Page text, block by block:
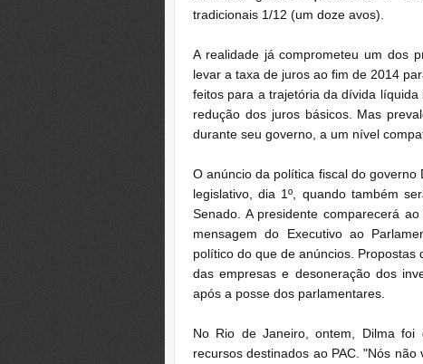
tradicionais 1/12 (um doze avos).
A realidade já comprometeu um dos
levar a taxa de juros ao fim de 2014
feitos para a trajetória da dívida
redução dos juros básicos. Mas
durante seu governo, a um nível
O anúncio da política fiscal do
legislativo, dia 1º, quando também
Senado. A presidente comparecerá
mensagem do Executivo ao
político do que de anúncios.
das empresas e desoneração dos
após a posse dos parlamentares.
No Rio de Janeiro, ontem, Dilma
recursos destinados ao PAC. "Nós